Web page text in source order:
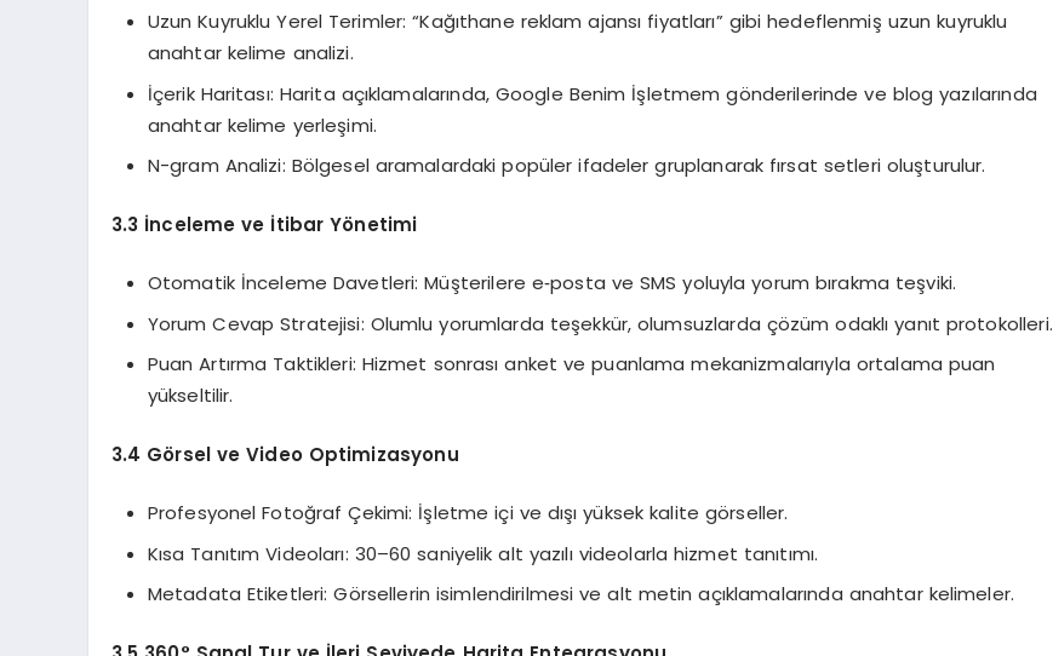
Uzun Kuyruklu Yerel Terimler: “Kağıthane reklam ajansı fiyatları” gibi hedeflenmiş uzun kuyruklu
anahtar kelime analizi.
İçerik Haritası: Harita açıklamalarında, Google Benim İşletmem gönderilerinde ve blog yazılarında
anahtar kelime yerleşimi.
N-gram Analizi: Bölgesel aramalardaki popüler ifadeler gruplanarak fırsat setleri oluşturulur.
3.3 İnceleme ve İtibar Yönetimi
Otomatik İnceleme Davetleri: Müşterilere e‑posta ve SMS yoluyla yorum bırakma teşviki.
Yorum Cevap Stratejisi: Olumlu yorumlarda teşekkür, olumsuzlarda çözüm odaklı yanıt protokolleri.
Puan Artırma Taktikleri: Hizmet sonrası anket ve puanlama mekanizmalarıyla ortalama puan
yükseltilir.
3.4 Görsel ve Video Optimizasyonu
Profesyonel Fotoğraf Çekimi: İşletme içi ve dışı yüksek kalite görseller.
Kısa Tanıtım Videoları: 30–60 saniyelik alt yazılı videolarla hizmet tanıtımı.
Metadata Etiketleri: Görsellerin isimlendirilmesi ve alt metin açıklamalarında anahtar kelimeler.